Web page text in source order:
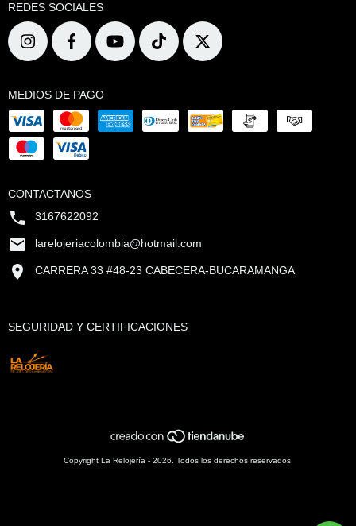
REDES SOCIALES
MEDIOS DE PAGO
CONTACTANOS
3167622092
larelojeriacolombia@hotmail.com
CARRERA 33 #48-23 CABECERA-BUCARAMANGA
SEGURIDAD Y CERTIFICACIONES
Copyright La Relojería - 2026. Todos los derechos reservados.